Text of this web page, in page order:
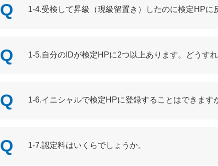
1-4.受検して昇級（現級留置き）したのに検定HPに
1-5.自分のIDが検定HPに2つ以上あります。どうすれ
1-6.イニシャルで検定HPに登録することはできます
1-7.認定料はいくらでしょうか。